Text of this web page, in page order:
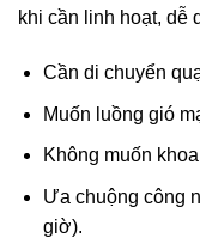
khi cần linh hoạt, dễ
Cần di chuyển
Muốn luồng gió
Không muốn
Ưa chuộng công
giờ).